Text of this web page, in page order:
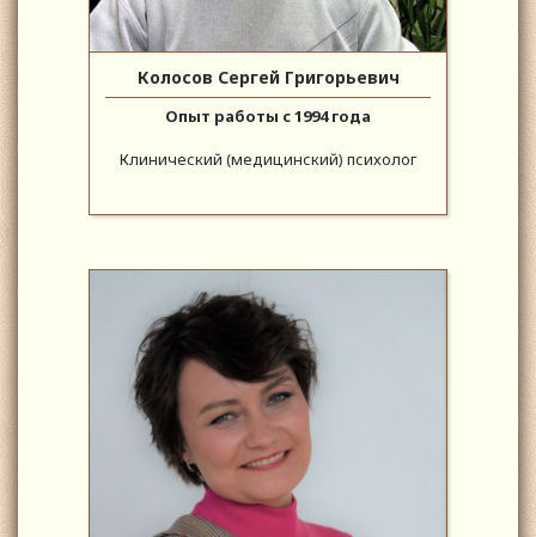
Колосов Сергей Григорьевич
Опыт работы с 1994 года
Клинический (медицинский) психолог